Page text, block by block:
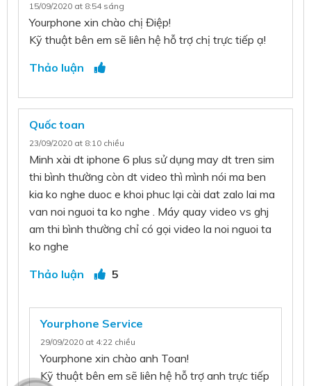
15/09/2020 at 8:54 sáng
Yourphone xin chào chị Điệp!
Kỹ thuật bên em sẽ liên hệ hỗ trợ chị trực tiếp ạ!
Thảo luận
Quốc toan
23/09/2020 at 8:10 chiều
Minh xài dt iphone 6 plus sử dụng may dt tren sim
thi bình thường còn dt video thì mình nói ma ben
kia ko nghe duoc e khoi phuc lại cài dat zalo lai ma
van noi nguoi ta ko nghe . Máy quay video vs ghj
am thi bình thường chỉ có gọi video la noi nguoi ta
ko nghe
5
Thảo luận
Yourphone Service
29/09/2020 at 4:22 chiều
Yourphone xin chào anh Toan!
Kỹ thuật bên em sẽ liên hệ hỗ trợ anh trực tiếp